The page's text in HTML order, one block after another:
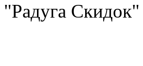
"Радуга